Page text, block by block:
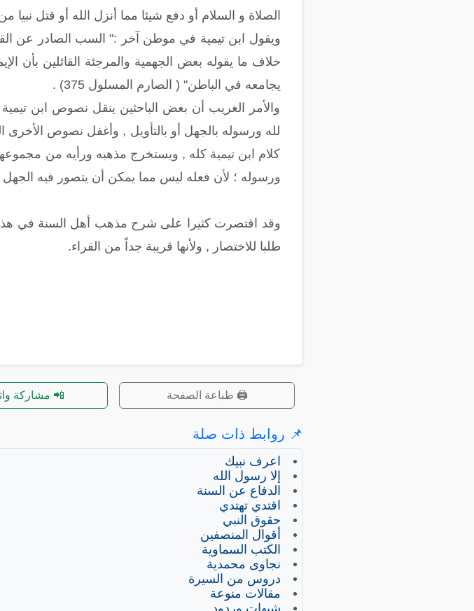
الصلاة و السلام أو دفع شيئا مما أنزل الله أو قتل نبيا
ويقول ابن تيمية في موطن آخر :" السب الصادر عن
خلاف ما يقوله بعض الجهمية والمرجئة القائلين بأن
يجامعه في الباطن" ( الصارم المسلول 375) .
والأمر الغريب أن بعض الباحثين ينقل نصوص ابن
لله ورسوله بالجهل أو بالتأويل , وأغفل نصوص الأخرى
كلام ابن تيمية كله , ويستخرج مذهبه ورأيه من
ورسوله ؛ لأن فعله ليس مما يمكن أن يتصور فيه الجهل ؛
وقد اقتصرت كثيرا على شرح مذهب أهل السنة في هذه
طلبا للاختصار , ولأنها قريبة جداً من القراء.
🖨️ طباعة الصفحة 📲 مشاركة
📌 روابط ذات صلة
اعرف نبيك
إلا رسول الله
الدفاع عن السنة
اقتدي تهتدي
حقوق النبي
أقوال المنصفين
الكتب السماوية
نجاوى محمدية
دروس من السيرة
مقالات منوعة
شبهات وردود